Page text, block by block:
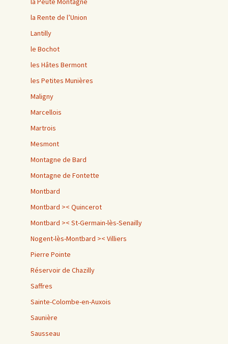
la Rente de l’Union
Lantilly
le Bochot
les Hâtes Bermont
les Petites Munières
Maligny
Marcellois
Martrois
Mesmont
Montagne de Bard
Montagne de Fontette
Montbard
Montbard >< Quincerot
Montbard >< St-Germain-lès-Senailly
Nogent-lès-Montbard >< Villiers
Pierre Pointe
Réservoir de Chazilly
Saffres
Sainte-Colombe-en-Auxois
Saunière
Sausseau